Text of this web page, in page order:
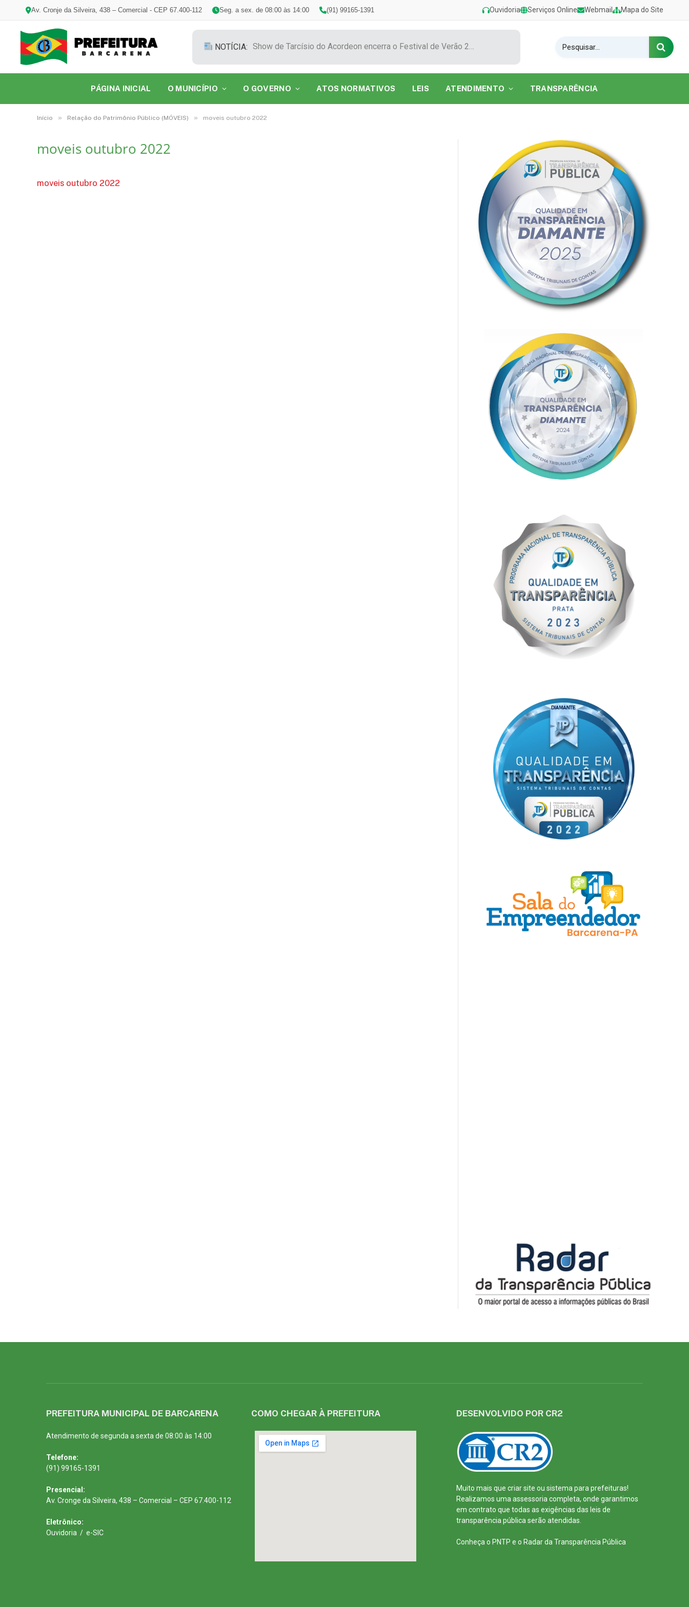
Av. Cronje da Silveira, 438 – Comercial - CEP 67.400-112 Seg. a sex. de 08:00 às 14:00 (91) 99165-1391 Ouvidoria Serviços Online Webmail Mapa do Site
NOTÍCIA: Show de Tarcísio do Acordeon encerra o Festival de Verão 2026 na Praia do Caripi
PÁGINA INICIAL O MUNICÍPIO O GOVERNO ATOS NORMATIVOS LEIS ATENDIMENTO TRANSPARÊNCIA
Início » Relação do Patrimônio Público (MÓVEIS) » moveis outubro 2022
moveis outubro 2022
moveis outubro 2022
PREFEITURA MUNICIPAL DE BARCARENA
Atendimento de segunda a sexta de 08:00 às 14:00
Telefone:
(91) 99165-1391
Presencial:
Av. Cronge da Silveira, 438 – Comercial – CEP 67.400-112
Eletrônico:
Ouvidoria / e-SIC
COMO CHEGAR À PREFEITURA DESENVOLVIDO POR CR2
Muito mais que criar site ou sistema para prefeituras!
Realizamos uma assessoria completa, onde garantimos
em contrato que todas as exigências das leis de
transparência pública serão atendidas.
Conheça o PNTP e o Radar da Transparência Pública